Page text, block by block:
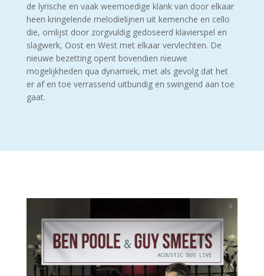
de lyrische en vaak weemoedige klank van door elkaar
heen kringelende melodielijnen uit kemenche en cello
die, omlijst door zorgvuldig gedoseerd klavierspel en
slagwerk, Oost en West met elkaar vervlechten. De
nieuwe bezetting opent bovendien nieuwe
mogelijkheden qua dynamiek, met als gevolg dat het
er af en toe verrassend uitbundig en swingend aan toe
gaat.